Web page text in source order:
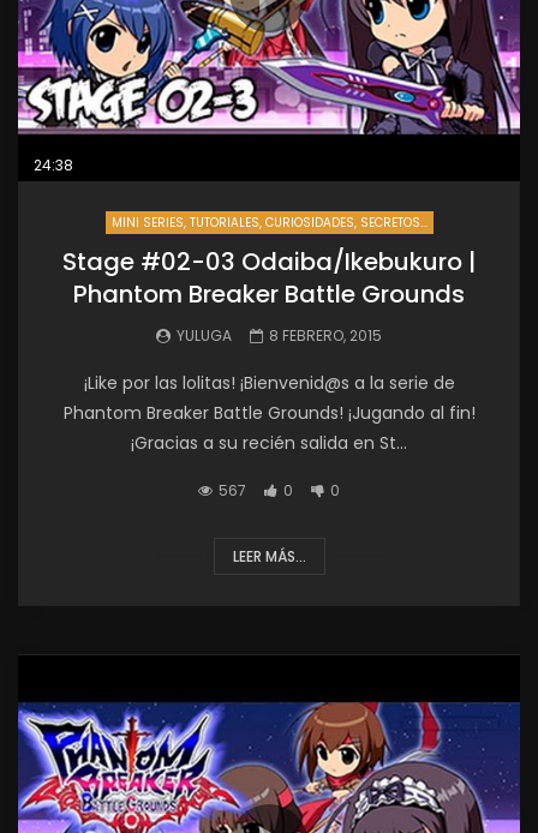
24:38
MINI SERIES, TUTORIALES, CURIOSIDADES, SECRETOS...
Stage #02-03 Odaiba/Ikebukuro |
Phantom Breaker Battle Grounds
YULUGA 8 FEBRERO, 2015
¡Like por las lolitas! ¡Bienvenid@s a la serie de
Phantom Breaker Battle Grounds! ¡Jugando al fin!
¡Gracias a su recién salida en St...
567 0 0
LEER MÁS...